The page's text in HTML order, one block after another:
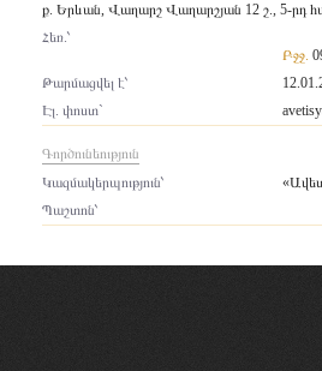
ք. Երևան, Վաղարշ Վաղարշյան 12 շ., 5-րդ
Հեռ.՝
Բջջ.
Թարմացվել է՝
Էլ. փոստ`
Գործունեություն
Կազմակերպություն՝
Պաշտոն՝